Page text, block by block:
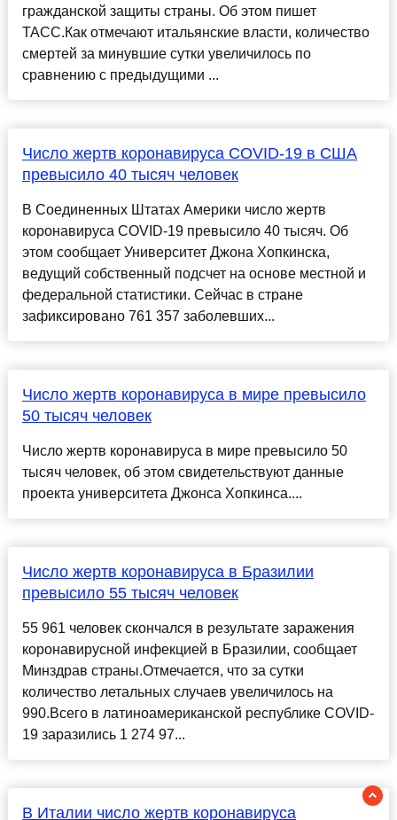
гражданской защиты страны. Об этом пишет
ТАСС.Как отмечают итальянские власти, количество
смертей за минувшие сутки увеличилось по
сравнению с предыдущими ...
Число жертв коронавируса COVID-19 в США
превысило 40 тысяч человек
В Соединенных Штатах Америки число жертв
коронавируса COVID-19 превысило 40 тысяч. Об
этом сообщает Университет Джона Хопкинска,
ведущий собственный подсчет на основе местной и
федеральной статистики. Сейчас в стране
зафиксировано 761 357 заболевших...
Число жертв коронавируса в мире превысило
50 тысяч человек
Число жертв коронавируса в мире превысило 50
тысяч человек, об этом свидетельствуют данные
проекта университета Джонса Хопкинса....
Число жертв коронавируса в Бразилии
превысило 55 тысяч человек
55 961 человек скончался в результате заражения
коронавирусной инфекцией в Бразилии, сообщает
Минздрав страны.Отмечается, что за сутки
количество летальных случаев увеличилось на
990.Всего в латиноамериканской республике COVID-
19 заразились 1 274 97...
В Италии число жертв коронавируса